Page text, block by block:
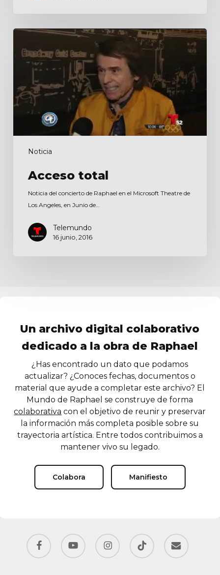
Noticia
Acceso
Acceso total
Noticia del concierto de Raphael en el Microsoft Theatre de
Los Angeles, en Junio de…
Telemundo
16 junio, 2016
Un archivo digital colaborativo
dedicado a la obra de Raphael
¿Has encontrado un dato que podamos
actualizar? ¿Conoces fechas, documentos o
material que ayude a completar este archivo? El
Mundo de Raphael se construye de forma
colaborativa con el objetivo de reunir y preservar
la información más completa posible sobre su
trayectoria artística. Entre todos contribuimos a
mantener vivo su legado.
Colabora Manifiesto
facebook youtube instagram tiktok email